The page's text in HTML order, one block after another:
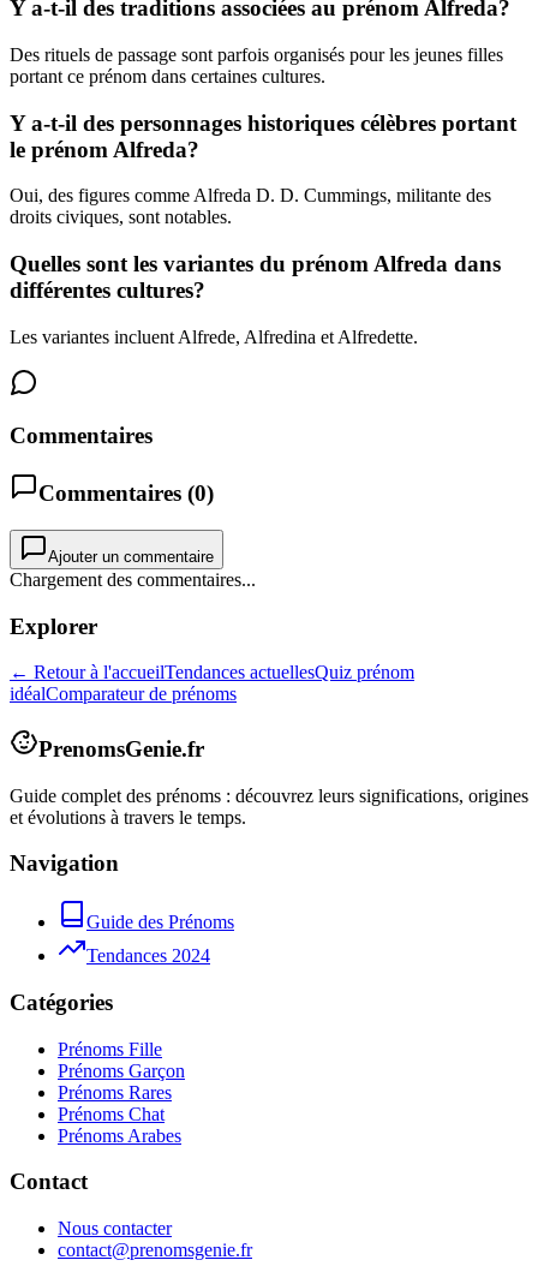
Y a-t-il des traditions associées au prénom Alfreda?
Des rituels de passage sont parfois organisés pour les jeunes filles
portant ce prénom dans certaines cultures.
Y a-t-il des personnages historiques célèbres portant
le prénom Alfreda?
Oui, des figures comme Alfreda D. D. Cummings, militante des
droits civiques, sont notables.
Quelles sont les variantes du prénom Alfreda dans
différentes cultures?
Les variantes incluent Alfrede, Alfredina et Alfredette.
Commentaires
Commentaires (0)
Ajouter un commentaire
Chargement des commentaires...
Explorer
← Retour à l'accueilTendances actuellesQuiz prénom
idéalComparateur de prénoms
PrenomsGenie.fr
Guide complet des prénoms : découvrez leurs significations, origines
et évolutions à travers le temps.
Navigation
Guide des Prénoms
Tendances 2024
Catégories
Prénoms Fille
Prénoms Garçon
Prénoms Rares
Prénoms Chat
Prénoms Arabes
Contact
Nous contacter
contact@prenomsgenie.fr